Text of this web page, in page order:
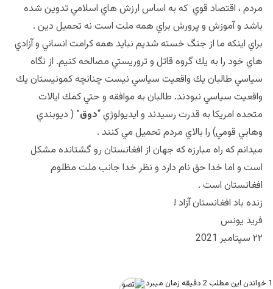
مردم ، اقتصاد قوي كه به اساس ارزش هاي اسلامي تدوين شده
باشد و آموزش و پرورش براي همه ملت است نه تحميل دين .
براي اينكه ما از جنگ خسته شديم نبايد همه كرامت انساني و آزادي
هاي خود را به يك گروه قاتل و تروريستي مصالحه كنيم. از نگاه
سياسي طالبان يك واقعيت سياسي نيست چنانچه كمونيستان يك
واقعيت سياسي نبودند. طالبان به موافقه و حتي كمك ايالات
متحده امريكا به قدرت رسيدند و ايديولوژي “دوق” ( ديوبندي
وهابي قومي) را بالاي مردم تحميل مي كنند .
ميدانم كه راه مبارزه كه جهان از افغانستان رو گشتانده مشكل
است و اما خدا حق نام دارد و نظر خدا جانب ملت مظلوم
افغانستان است .
زنده باد افغانستان آزاد !
فريد يونس
٢٢ سپتامبر 2021
1 خواندن این مطلب 2 دقیقه زمان میبرد